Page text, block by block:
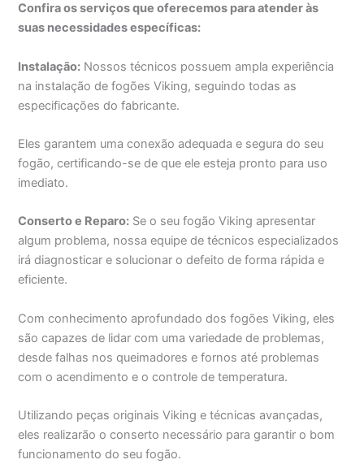
Confira os serviços que oferecemos para atender às
suas necessidades específicas:
Instalação: Nossos técnicos possuem ampla experiência
na instalação de fogões Viking, seguindo todas as
especificações do fabricante.
Eles garantem uma conexão adequada e segura do seu
fogão, certificando-se de que ele esteja pronto para uso
imediato.
Conserto e Reparo: Se o seu fogão Viking apresentar
algum problema, nossa equipe de técnicos especializados
irá diagnosticar e solucionar o defeito de forma rápida e
eficiente.
Com conhecimento aprofundado dos fogões Viking, eles
são capazes de lidar com uma variedade de problemas,
desde falhas nos queimadores e fornos até problemas
com o acendimento e o controle de temperatura.
Utilizando peças originais Viking e técnicas avançadas,
eles realizarão o conserto necessário para garantir o bom
funcionamento do seu fogão.